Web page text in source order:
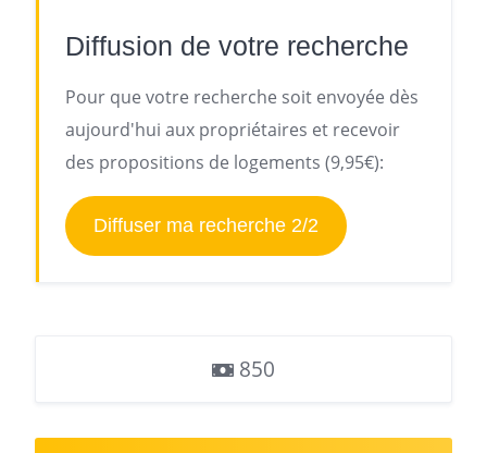
Diffusion de votre recherche
Pour que votre recherche soit envoyée dès
aujourd'hui aux propriétaires et recevoir
des propositions de logements (9,95€):
Diffuser ma recherche 2/2
850